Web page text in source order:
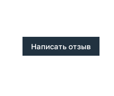
Написать отзыв